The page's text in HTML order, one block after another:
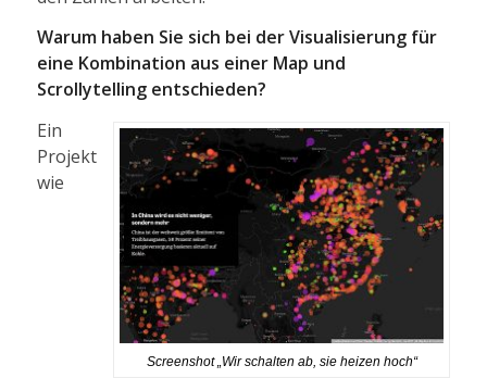
Warum haben Sie sich bei der Visualisierung für
eine Kombination aus einer Map und
Scrollytelling entschieden?
Screenshot „Wir schalten ab, sie heizen hoch“
Ein
Projekt
wie